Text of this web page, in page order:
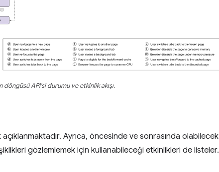
döngüsü API'si durumu ve etkinlik akışı.
Ayrıca, öncesinde ve sonrasında olabilecek
gözlemlemek için kullanabileceği etkinlikleri de listeler.